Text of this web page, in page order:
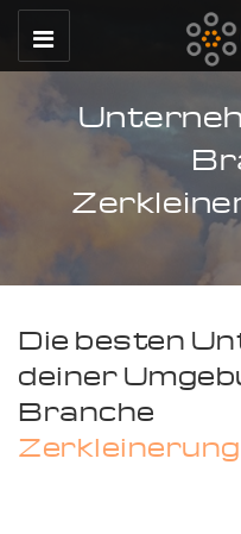
Die besten
deiner
Branche